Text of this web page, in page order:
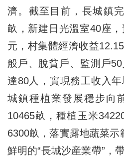
濟。截至目前，長城鎮
畝，新建日光溫室40座
元，村集體經濟收益
般戶、脫貧戶、監測戶
達80人，實現務工收入
城鎮種植業發展穩步向
10465畝，種植玉米
6300畝，落實露地蔬菜
鮮明的“長城沙産業帶”，